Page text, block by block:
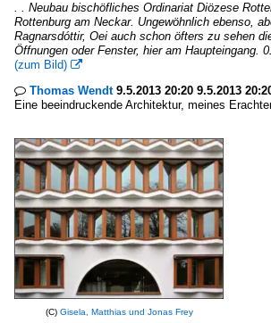
. . Neubau bischöfliches Ordinariat Diözese
Rottenburg am Neckar. Ungewöhnlich ebenso,
Ragnarsdóttir, Oei auch schon öfters zu sehen
Öffnungen oder Fenster, hier am Haupteingang.
(zum Bild) 
 Thomas Wendt9.5.2013 20:20 9.5.2013
Eine beeindruckende Architektur, meines
(C) Gisela, Matthias und Jonas Frey